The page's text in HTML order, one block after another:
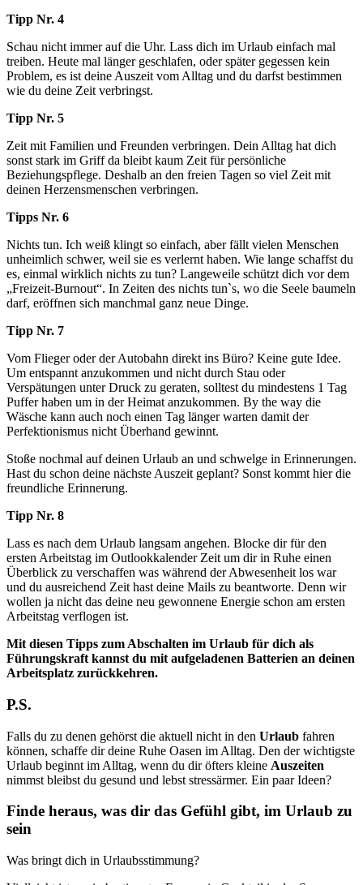
Tipp Nr. 4
Schau nicht immer auf die Uhr. Lass dich im Urlaub einfach mal
treiben. Heute mal länger geschlafen, oder später gegessen kein
Problem, es ist deine Auszeit vom Alltag und du darfst bestimmen
wie du deine Zeit verbringst.
Tipp Nr. 5
Zeit mit Familien und Freunden verbringen. Dein Alltag hat dich
sonst stark im Griff da bleibt kaum Zeit für persönliche
Beziehungspflege. Deshalb an den freien Tagen so viel Zeit mit
deinen Herzensmenschen verbringen.
Tipps Nr. 6
Nichts tun. Ich weiß klingt so einfach, aber fällt vielen Menschen
unheimlich schwer, weil sie es verlernt haben. Wie lange schaffst du
es, einmal wirklich nichts zu tun? Langeweile schützt dich vor dem
„Freizeit-Burnout“. In Zeiten des nichts tun`s, wo die Seele baumeln
darf, eröffnen sich manchmal ganz neue Dinge.
Tipp Nr. 7
Vom Flieger oder der Autobahn direkt ins Büro? Keine gute Idee.
Um entspannt anzukommen und nicht durch Stau oder
Verspätungen unter Druck zu geraten, solltest du mindestens 1 Tag
Puffer haben um in der Heimat anzukommen. By the way die
Wäsche kann auch noch einen Tag länger warten damit der
Perfektionismus nicht Überhand gewinnt.
Stoße nochmal auf deinen Urlaub an und schwelge in Erinnerungen.
Hast du schon deine nächste Auszeit geplant? Sonst kommt hier die
freundliche Erinnerung.
Tipp Nr. 8
Lass es nach dem Urlaub langsam angehen. Blocke dir für den
ersten Arbeitstag im Outlookkalender Zeit um dir in Ruhe einen
Überblick zu verschaffen was während der Abwesenheit los war
und du ausreichend Zeit hast deine Mails zu beantworte. Denn wir
wollen ja nicht das deine neu gewonnene Energie schon am ersten
Arbeitstag verflogen ist.
Mit diesen Tipps zum Abschalten im Urlaub für dich als
Führungskraft kannst du mit aufgeladenen Batterien an deinen
Arbeitsplatz zurückkehren.
P.S.
Falls du zu denen gehörst die aktuell nicht in den Urlaub fahren
können, schaffe dir deine Ruhe Oasen im Alltag. Den der wichtigste
Urlaub beginnt im Alltag, wenn du dir öfters kleine Auszeiten
nimmst bleibst du gesund und lebst stressärmer. Ein paar Ideen?
Finde heraus, was dir das Gefühl gibt, im Urlaub zu
sein
Was bringt dich in Urlaubsstimmung?